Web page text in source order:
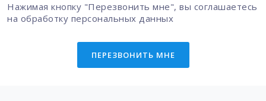
Нажимая кнопку "Перезвонить мне", вы соглашаетесь
на обработку персональных данных
ПЕРЕЗВОНИТЬ МНЕ